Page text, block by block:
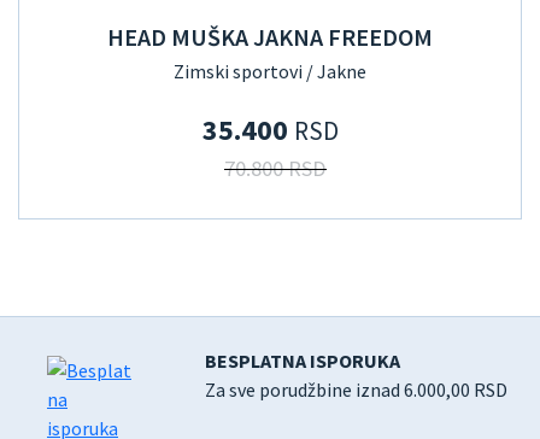
HEAD MUŠKA JAKNA FREEDOM
Zimski sportovi / Jakne
35.400 RSD
70.800 RSD
BESPLATNA ISPORUKA
Za sve porudžbine iznad 6.000,00 RSD